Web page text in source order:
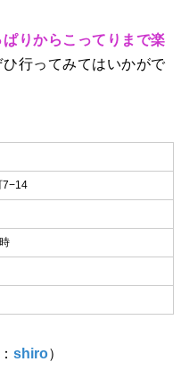
りからこってりまで楽
ひ行ってみてはいかがで
7−14
shiro）